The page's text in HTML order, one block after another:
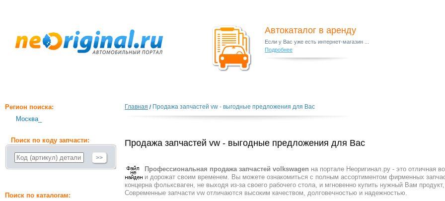
Автокаталог в аренду
Если у Вас уже есть интернет-магазин ...
Подробнее
Регион поиска:
Москва_
Поиск по коду запчасти:
>>
Поиск по каталогам:
Главная Продажа запчастей vw - выгодные предложения для Вас
Продажа запчастей vw - выгодные предложения для Вас
Профессиональная продажа запчастей volkswagen на портале Неоригинал.ру - это отличная
и дорожат своим временем. Вы можете ознакомиться с полным ассортиментом фирменных
концерна фольксваген, не выходя из-за своего рабочего стола, и мгновенно купить нужный Вам
Современные запчасти vw отличаются высоким качеством, долговечностью и надежностью.